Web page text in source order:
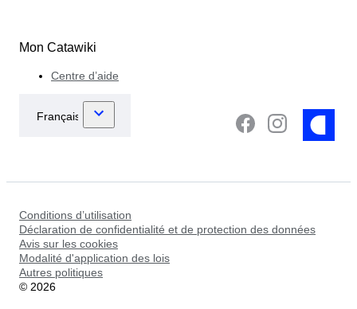
Mon Catawiki
Centre d’aide
Conditions d’utilisation
Déclaration de confidentialité et de protection des données
Avis sur les cookies
Modalité d'application des lois
Autres politiques
© 2026